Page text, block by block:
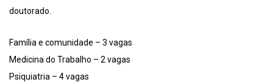
doutorado.
Família e comunidade – 3 vagas
Medicina do Trabalho – 2 vagas
Psiquiatria – 4 vagas